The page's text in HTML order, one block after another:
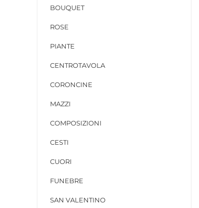
BOUQUET
ROSE
PIANTE
CENTROTAVOLA
CORONCINE
MAZZI
COMPOSIZIONI
CESTI
CUORI
FUNEBRE
SAN VALENTINO